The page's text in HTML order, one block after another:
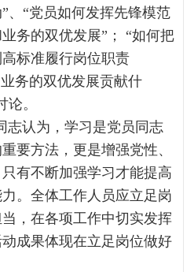
、“党员如何发挥先锋模范
务的双优发展”； “如何把
标准履行岗位职责
务的双优发展贡献什
。
志认为，学习是党员同志
要方法，更是增强党性、
有不断加强学习才能提高
。全体工作人员应立足岗
，在各项工作中切实发挥
成果体现在立足岗位做好